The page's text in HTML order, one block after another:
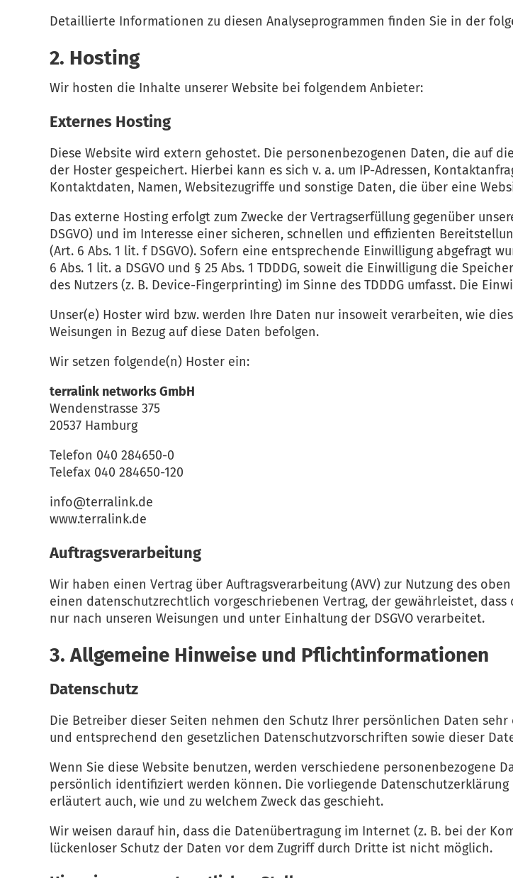
Detaillierte Informationen zu diesen Analyseprogrammen finden Sie in der
2. Hosting
Wir hosten die Inhalte unserer Website bei folgendem Anbieter:
Externes Hosting
Diese Website wird extern gehostet. Die personenbezogenen Daten, die auf
der Hoster gespeichert. Hierbei kann es sich v. a. um IP-Adressen,
Kontaktdaten, Namen, Websitezugriffe und sonstige Daten, die über eine
Das externe Hosting erfolgt zum Zwecke der Vertragserfüllung gegenüber
DSGVO) und im Interesse einer sicheren, schnellen und effizienten
(Art. 6 Abs. 1 lit. f DSGVO). Sofern eine entsprechende Einwilligung abgefragt
6 Abs. 1 lit. a DSGVO und § 25 Abs. 1 TDDDG, soweit die Einwilligung die
des Nutzers (z. B. Device-Fingerprinting) im Sinne des TDDDG umfasst. Die
Unser(e) Hoster wird bzw. werden Ihre Daten nur insoweit verarbeiten, wie
Weisungen in Bezug auf diese Daten befolgen.
Wir setzen folgende(n) Hoster ein:
terralink networks GmbH
Wendenstrasse 375
20537 Hamburg
Telefon 040 284650-0
Telefax 040 284650-120
info@terralink.de
www.terralink.de
Auftragsverarbeitung
Wir haben einen Vertrag über Auftragsverarbeitung (AVV) zur Nutzung des
einen datenschutzrechtlich vorgeschriebenen Vertrag, der gewährleistet,
nur nach unseren Weisungen und unter Einhaltung der DSGVO verarbeitet.
3. Allgemeine Hinweise und Pflicht­informationen
Datenschutz
Die Betreiber dieser Seiten nehmen den Schutz Ihrer persönlichen Daten
und entsprechend den gesetzlichen Datenschutzvorschriften sowie dieser
Wenn Sie diese Website benutzen, werden verschiedene personenbezogene
persönlich identifiziert werden können. Die vorliegende
erläutert auch, wie und zu welchem Zweck das geschieht.
Wir weisen darauf hin, dass die Datenübertragung im Internet (z. B. bei der
lückenloser Schutz der Daten vor dem Zugriff durch Dritte ist nicht möglich.